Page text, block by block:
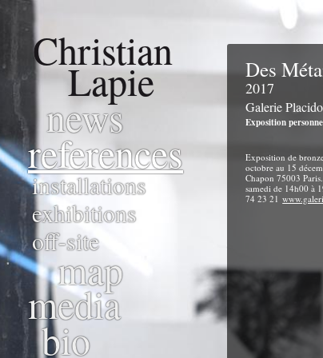
Christian
Lapie
news
references
installations
exhibitions
off-site
map
media
bio
Des
2017
Galerie Placido
Exposition
Exposition de
octobre au 15
Chapon 75003
samedi de 14h00 à
74 23 21